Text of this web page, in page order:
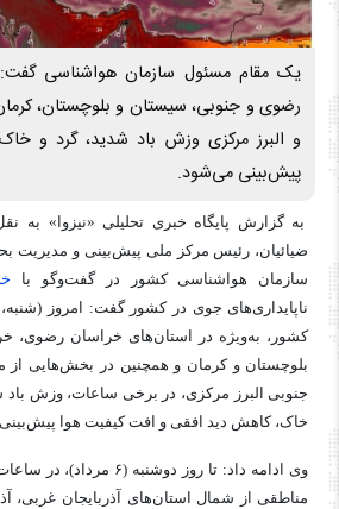
یک مقام مسئول سازمان هواشناسی گفت:
رضوی و جنوبی، سیستان و بلوچستان،
و البرز مرکزی وزش باد شدید، گرد و
پیش‌بینی می‌شود.
به گزارش پایگاه خبری تحلیلی «نیزوا» به
ضیائیان، رئیس مرکز ملی پیش‌بینی و مدیریت
سازمان هواشناسی کشور در گفت‌وگو با
کشور، به‌ویژه در استان‌های خراسان رضوی،
بلوچستان و کرمان و همچنین در بخش‌هایی از
جنوبی البرز مرکزی، در برخی ساعات، وزش
خاک، کاهش دید افقی و افت کیفیت هوا
وی ادامه داد: تا روز
مناطقی از شمال استان‌های آذربایجان غربی،